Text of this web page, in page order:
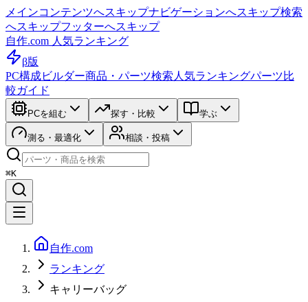
メインコンテンツへスキップナビゲーションへスキップ検索
へスキップフッターへスキップ
自作.com 人気ランキング
β版
PC構成ビルダー商品・パーツ検索 人気ランキングパーツ比
較ガイド
PCを組む 探す・比較 学ぶ
測る・最適化 相談・投稿
⌘K
自作.com
ランキング
キャリーバッグ